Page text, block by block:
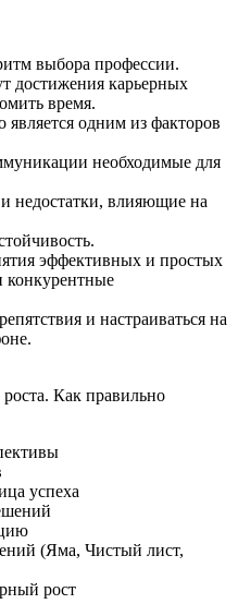
выбора профессии.
достижения карьерных
время.
одним из факторов
необходимые для
недостатки, влияющие на
эффективных и простых
конкурентные
и настраиваться на
роста. Как правильно
успеха
(Яма, Чистый лист,
рост